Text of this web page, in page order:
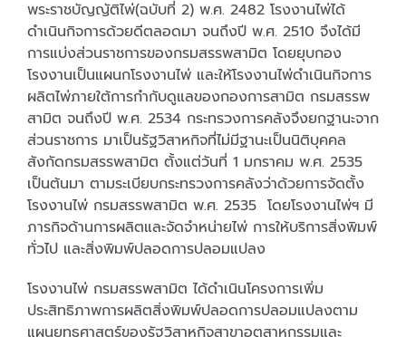
พระราชบัญญัติไพ่(ฉบับที่ 2) พ.ศ. 2482 โรงงานไพ่ได้
ดำเนินกิจการด้วยดีตลอดมา จนถึงปี พ.ศ. 2510 จึงได้มี
การแบ่งส่วนราชการของกรมสรรพสามิต โดยยุบกอง
โรงงานเป็นแผนกโรงงานไพ่ และให้โรงงานไพ่ดำเนินกิจการ
ผลิตไพ่ภายใต้การกำกับดูแลของกองการสามิต กรมสรรพ
สามิต จนถึงปี พ.ศ. 2534 กระทรวงการคลังจึงยกฐานะจาก
ส่วนราชการ มาเป็นรัฐวิสาหกิจที่ไม่มีฐานะเป็นนิติบุคคล
สังกัดกรมสรรพสามิต ตั้งแต่วันที่ 1 มกราคม พ.ศ. 2535
เป็นต้นมา ตามระเบียบกระทรวงการคลังว่าด้วยการจัดตั้ง
โรงงานไพ่ กรมสรรพสามิต พ.ศ. 2535 โดยโรงงานไพ่ฯ มี
ภารกิจด้านการผลิตและจัดจำหน่ายไพ่ การให้บริการสิ่งพิมพ์
ทั่วไป และสิ่งพิมพ์ปลอดการปลอมแปลง
โรงงานไพ่ กรมสรรพสามิต ได้ดำเนินโครงการเพิ่ม
ประสิทธิภาพการผลิตสิ่งพิมพ์ปลอดการปลอมแปลงตาม